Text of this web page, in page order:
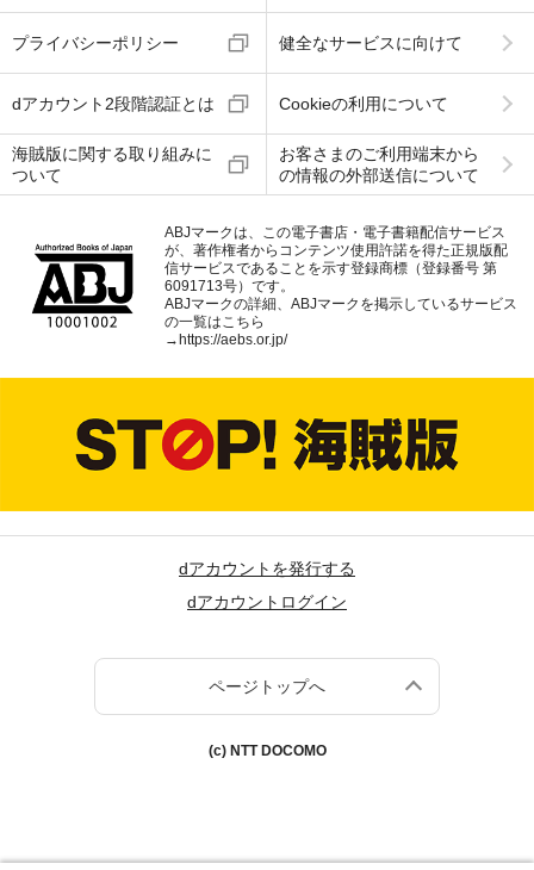
プライバシーポリシー 健全なサービスに向けて
dアカウント2段階認証とは Cookieの利用について
海賊版に関する取り組みに
ついて
お客さまのご利用端末から
の情報の外部送信について
ABJマークは、この電子書店・電子書籍配信サービス
が、著作権者からコンテンツ使用許諾を得た正規版配
信サービスであることを示す登録商標（登録番号 第
6091713号）です。
ABJマークの詳細、ABJマークを掲示しているサービス
の一覧はこちら
→https://aebs.or.jp/
dアカウントを発行する
dアカウントログイン
ページトップへ
(c) NTT DOCOMO